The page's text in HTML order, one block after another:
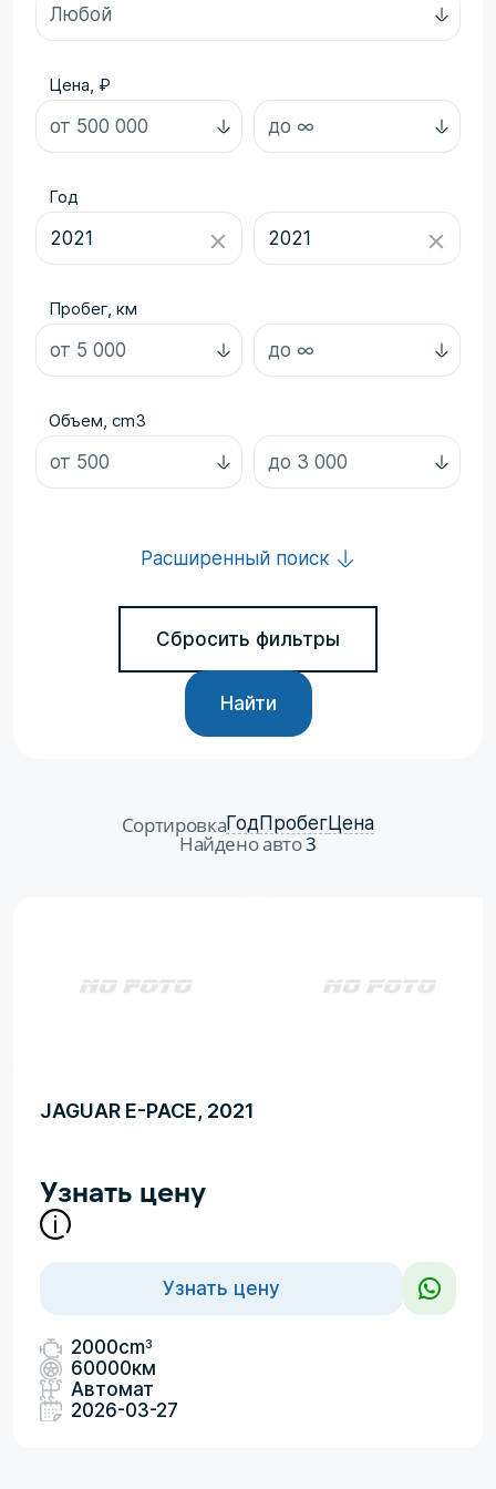
Цена, ₽
Год
Пробег, км
Объем, cm3
Расширенный поиск
Сбросить фильтры
Найти
СортировкаГодПробегЦена
Найдено авто3
JAGUAR E-PACE, 2021
Узнать цену
Узнать цену
2000cm3
60000км
Автомат
2026-03-27